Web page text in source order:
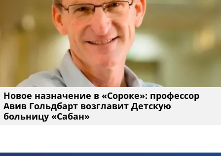
Новое назначение в «Сороке»: профессор
Авив Гольдбарт возглавит Детскую
больницу «Сабан»